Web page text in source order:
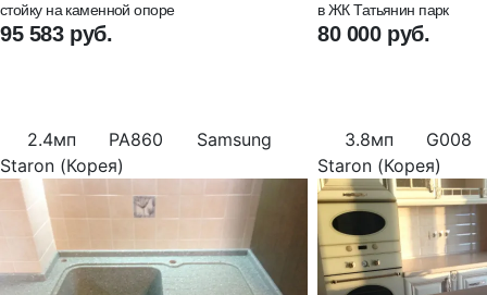
стойку на каменной опоре
95 583 руб.
в ЖК Татьянин парк
80 000 руб.
2.4мп PA860
Samsung
Staron (Корея)
3.8мп
G008
Staron (Корея)